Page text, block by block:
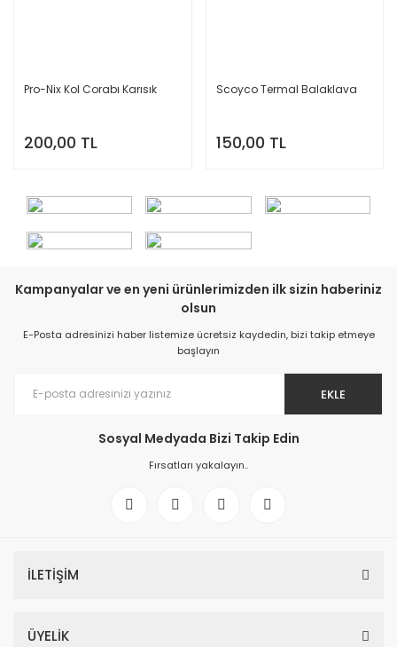
Pro-Nix Kol Corabı Karısık
200,00 TL
Scoyco Termal Balaklava
150,00 TL
Kampanyalar ve en yeni ürünlerimizden ilk sizin haberiniz
olsun
E-Posta adresinizi haber listemize ücretsiz kaydedin, bizi takip etmeye
başlayın
EKLE
Sosyal Medyada Bizi Takip Edin
Fırsatları yakalayın..
İLETİŞİM
ÜYELİK